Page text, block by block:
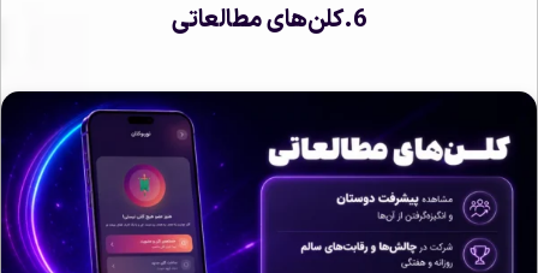
6.کلن‌های مطالعاتی